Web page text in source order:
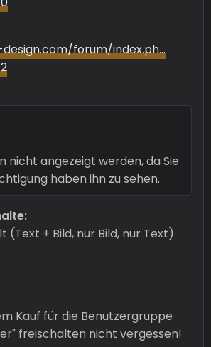
forum/index.ph…
nicht angezeigt werden, da Sie
haben ihn zu sehen.
(Text + Bild, nur Bild, nur Text)
Kauf für die Benutzergruppe
freischalten nicht vergessen!